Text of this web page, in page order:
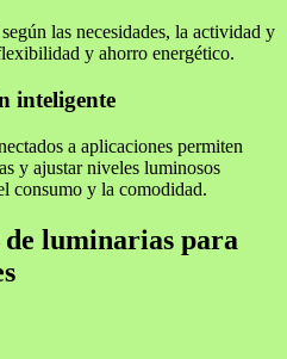
las necesidades, la actividad y
y ahorro energético.
inteligente
a aplicaciones permiten
y ajustar niveles luminosos
consumo y la comodidad.
luminarias para